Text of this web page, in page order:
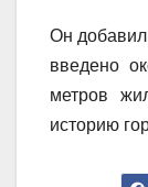
Он
введено
метров
историю